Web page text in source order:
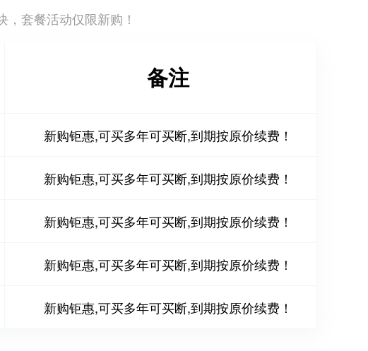
，套餐活动仅限新购！
备注
新购钜惠,可买多年可买断,到期按原价续费！
新购钜惠,可买多年可买断,到期按原价续费！
新购钜惠,可买多年可买断,到期按原价续费！
新购钜惠,可买多年可买断,到期按原价续费！
新购钜惠,可买多年可买断,到期按原价续费！